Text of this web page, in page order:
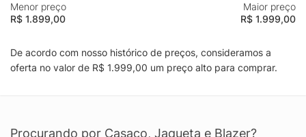
Menor preço
R$ 1.899,00
Maior preço
R$ 1.999,00
De acordo com nosso histórico de preços, consideramos a
oferta no valor de R$ 1.999,00 um preço alto para comprar.
Procurando por Casaco, Jaqueta e Blazer?